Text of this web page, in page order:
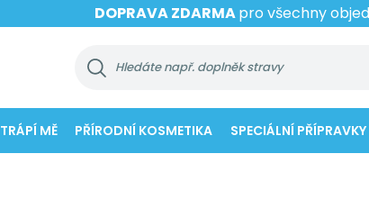
DOPRAVA ZDARMApro všechny
TRÁPÍ MĚ PŘÍRODNÍ KOSMETIKA SPECIÁLNÍ PŘÍPRAVKY